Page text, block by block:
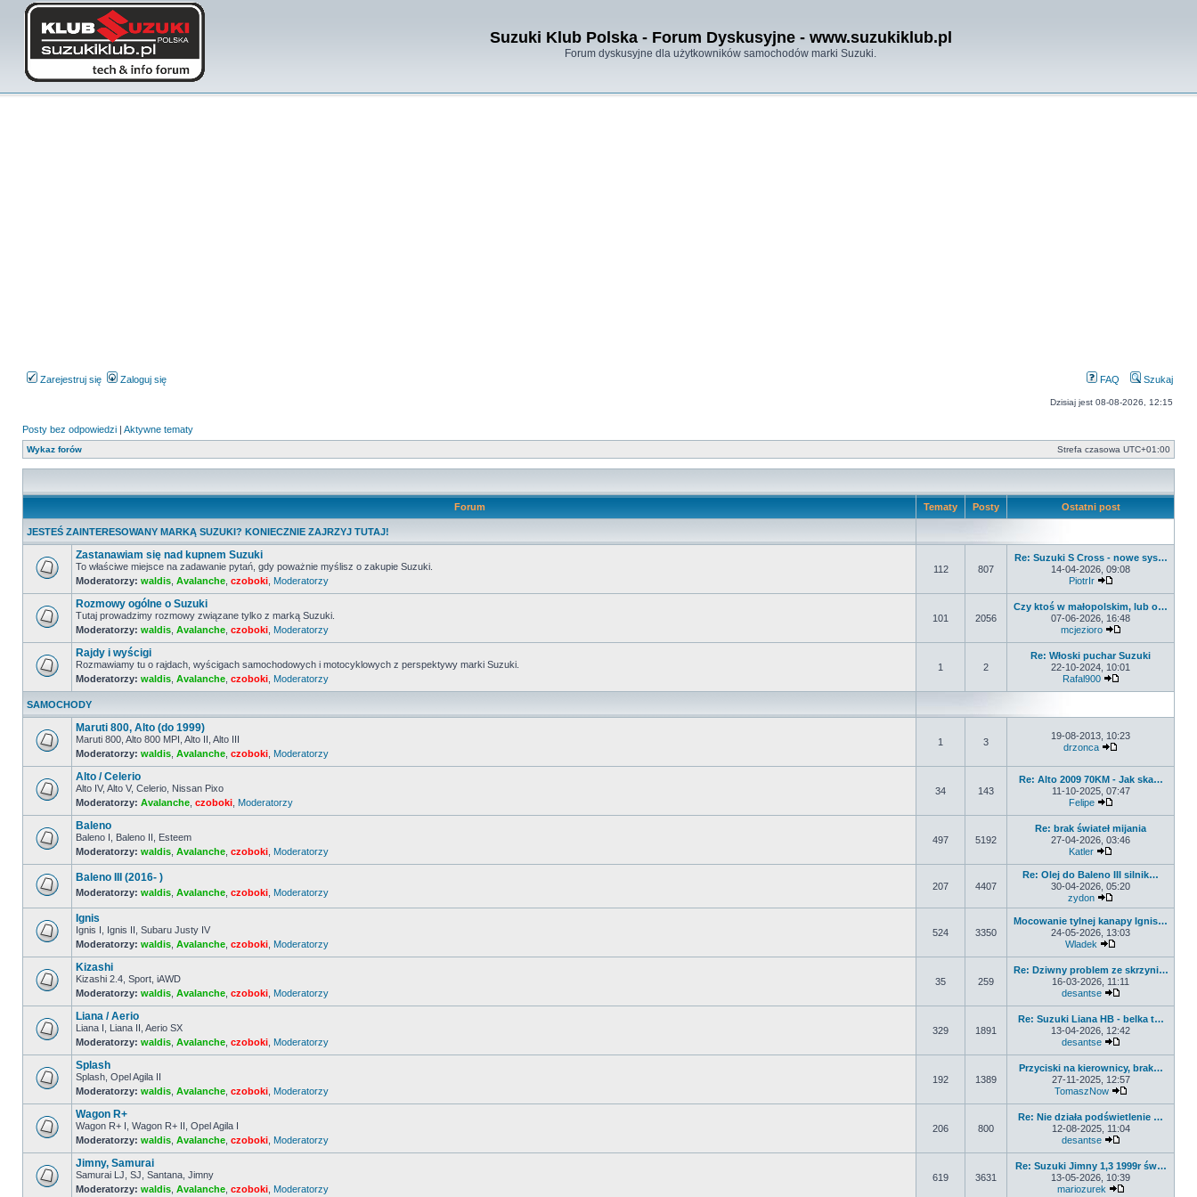
Suzuki Klub Polska - Forum Dyskusyjne - www.suzukiklub.pl
Forum dyskusyjne dla użytkowników samochodów marki Suzuki.
Zarejestruj się Zaloguj się FAQ Szukaj
Dzisiaj jest 08-08-2026, 12:15
Posty bez odpowiedzi | Aktywne tematy
Wykaz forów Strefa czasowa UTC+01:00
Forum Tematy Posty Ostatni post
JESTEŚ ZAINTERESOWANY MARKĄ SUZUKI? KONIECZNIE ZAJRZYJ TUTAJ!
Nie
ma
nieprzeczytanych
postów
Zastanawiam się nad kupnem Suzuki
To właściwe miejsce na zadawanie pytań, gdy poważnie myślisz o zakupie Suzuki.
Moderatorzy: waldis Avalanche czoboki Moderatorzy
112 807
Re: Suzuki S Cross - nowe sys…
14-04-2026, 09:08
PiotrIr
Nie
ma
nieprzeczytanych
postów
Rozmowy ogólne o Suzuki
Tutaj prowadzimy rozmowy związane tylko z marką Suzuki.
Moderatorzy: waldis Avalanche czoboki Moderatorzy
101 2056
Czy ktoś w małopolskim, lub o…
07-06-2026, 16:48
mcjezioro
Nie
ma
nieprzeczytanych
postów
Rajdy i wyścigi
Rozmawiamy tu o rajdach, wyścigach samochodowych i motocyklowych z perspektywy marki Suzuki.
Moderatorzy: waldis Avalanche czoboki Moderatorzy
1 2
Re: Włoski puchar Suzuki
22-10-2024, 10:01
Rafal900
SAMOCHODY
Nie
ma
nieprzeczytanych
postów
Maruti 800, Alto (do 1999)
Maruti 800, Alto 800 MPI, Alto II, Alto III
Moderatorzy: waldis Avalanche czoboki Moderatorzy
1 3
19-08-2013, 10:23
drzonca
Nie
ma
nieprzeczytanych
postów
Alto / Celerio
Alto IV, Alto V, Celerio, Nissan Pixo
Moderatorzy: Avalanche czoboki Moderatorzy
34 143
Re: Alto 2009 70KM - Jak ska…
11-10-2025, 07:47
Felipe
Nie
ma
nieprzeczytanych
postów
Baleno
Baleno I, Baleno II, Esteem
Moderatorzy: waldis Avalanche czoboki Moderatorzy
497 5192
Re: brak świateł mijania
27-04-2026, 03:46
Katler
ma
nieprzeczytanych
postów
Baleno III (2016- )
Moderatorzy: waldis Avalanche czoboki Moderatorzy
207 4407
Re: Olej do Baleno III silnik…
30-04-2026, 05:20
zydon
Wyświetl
Nie
ma
nieprzeczytanych
postów
Ignis
Ignis I, Ignis II, Subaru Justy IV
Moderatorzy: waldis Avalanche czoboki Moderatorzy
524 3350
Mocowanie tylnej kanapy Ignis…
24-05-2026, 13:03
Wladek
Nie
ma
nieprzeczytanych
postów
Kizashi
Kizashi 2.4, Sport, iAWD
Moderatorzy: waldis Avalanche czoboki Moderatorzy
35 259
Re: Dziwny problem ze skrzyni…
16-03-2026, 11:11
desantse
Nie
ma
nieprzeczytanych
postów
Liana / Aerio
Liana I, Liana II, Aerio SX
Moderatorzy: waldis Avalanche czoboki Moderatorzy
329 1891
Re: Suzuki Liana HB - belka t…
13-04-2026, 12:42
desantse
Nie
ma
nieprzeczytanych
postów
Splash
Splash, Opel Agila II
Moderatorzy: waldis Avalanche czoboki Moderatorzy
192 1389
Przyciski na kierownicy, brak…
27-11-2025, 12:57
TomaszNow
Nie
ma
nieprzeczytanych
postów
Wagon R+
Wagon R+ I, Wagon R+ II, Opel Agila I
Moderatorzy: waldis Avalanche czoboki Moderatorzy
206 800
Re: Nie działa podświetlenie …
12-08-2025, 11:04
desantse
Nie
Jimny, Samurai
Samurai LJ, SJ, Santana, Jimny
Moderatorzy: waldis Avalanche czoboki Moderatorzy
619 3631
Re: Suzuki Jimny 1,3 1999r św…
13-05-2026, 10:39
mariozurek